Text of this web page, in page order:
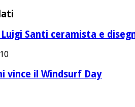
Santi ceramista e
vince il Windsurf Day